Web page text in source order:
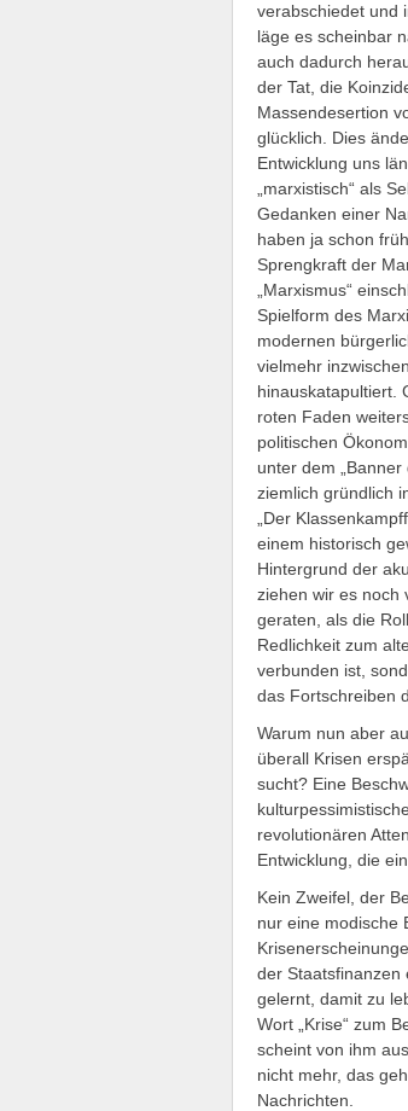
verabschiedet und
läge es scheinbar
auch dadurch
der Tat, die
Massendesertion
glücklich. Dies
Entwicklung uns
„marxistisch“ als
Gedanken einer
haben ja schon
Sprengkraft der
„Marxismus“
Spielform des
modernen
vielmehr
hinauskatapultiert.
roten Faden
politischen
unter dem
ziemlich gründlich
„Der
einem historisch
Hintergrund der
ziehen wir es noch
geraten, als die
Redlichkeit zum
verbunden ist,
das Fortschreiben
Warum nun aber
überall Krisen
sucht? Eine
revolutionären
Entwicklung, die
Kein Zweifel, der
nur eine modische
der Staatsfinanzen
gelernt, damit zu
Wort „Krise“ zum
scheint von ihm
nicht mehr, das
Nachrichten.